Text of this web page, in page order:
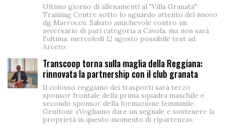
Ultimo giorno di allenamenti al "Villa Granata"
Training Centre sotto lo sguardo attento del nuovo
dg Marroccu. Sabato amichevole contro un
avversario di pari categoria a Cavola, ma non sarà
l'ultima: mercoledì 12 agosto possibile test ad
Arceto.
Transcoop torna sulla maglia della Reggiana:
rinnovata la partnership con il club granata
Il colosso reggiano dei trasporti sarà terzo
sponsor frontale della prima squadra maschile e
secondo sponsor della formazione femminile.
Genitoni: «Vogliamo dare un segnale e sostenere la
proprietà in questo momento di ripartenza».